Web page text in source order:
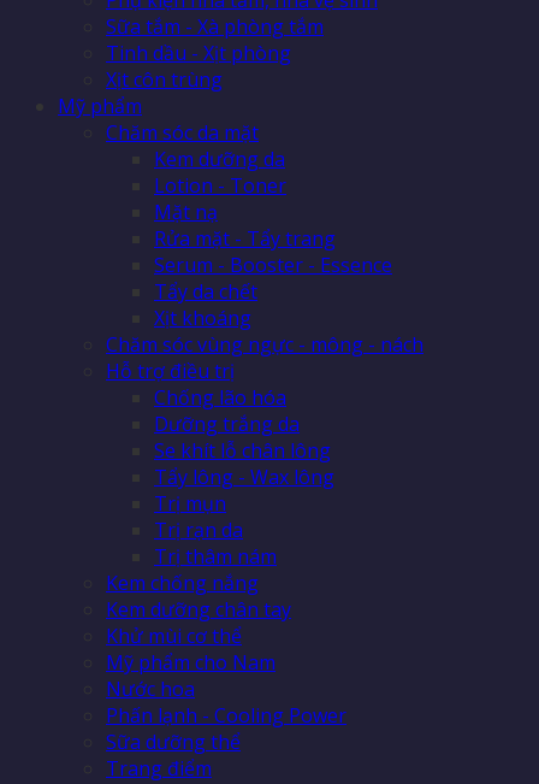
Sữa tắm - Xà phòng tắm
Tinh dầu - Xịt phòng
Xịt côn trùng
Mỹ phẩm
Chăm sóc da mặt
Kem dưỡng da
Lotion - Toner
Mặt nạ
Rửa mặt - Tẩy trang
Serum - Booster - Essence
Tẩy da chết
Xịt khoáng
Chăm sóc vùng ngực - mông - nách
Hỗ trợ điều trị
Chống lão hóa
Dưỡng trắng da
Se khít lỗ chân lông
Tẩy lông - Wax lông
Trị mụn
Trị rạn da
Trị thâm nám
Kem chống nắng
Kem dưỡng chân tay
Khử mùi cơ thể
Mỹ phẩm cho Nam
Nước hoa
Phấn lạnh - Cooling Power
Sữa dưỡng thể
Trang điểm